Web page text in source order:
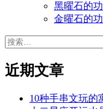
黑曜石的
金曜石的
搜
近期文章
10种手串文玩的